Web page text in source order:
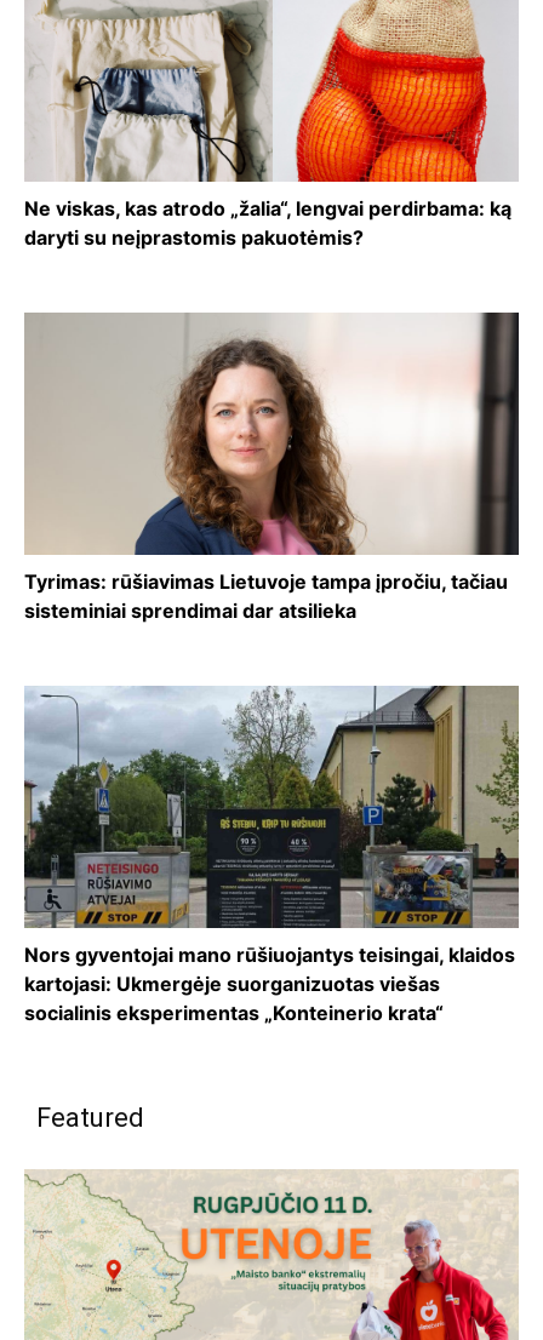
Ne viskas, kas atrodo „žalia“, lengvai perdirbama: ką
daryti su neįprastomis pakuotėmis?
Tyrimas: rūšiavimas Lietuvoje tampa įpročiu, tačiau
sisteminiai sprendimai dar atsilieka
Nors gyventojai mano rūšiuojantys teisingai, klaidos
kartojasi: Ukmergėje suorganizuotas viešas
socialinis eksperimentas „Konteinerio krata“
Featured